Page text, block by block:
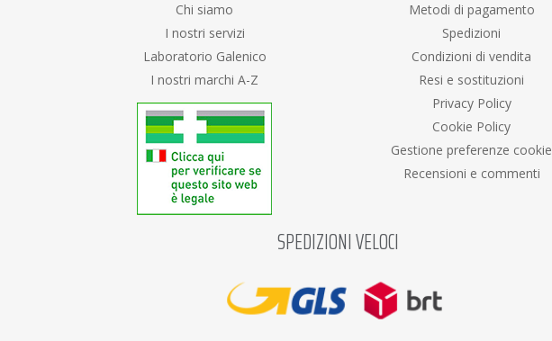
Chi siamo
I nostri servizi
Laboratorio Galenico
I nostri marchi A-Z
Metodi di pagamento
Spedizioni
Condizioni di vendita
Resi e sostituzioni
Privacy Policy
Cookie Policy
Gestione preferenze cookie
Recensioni e commenti
SPEDIZIONI VELOCI